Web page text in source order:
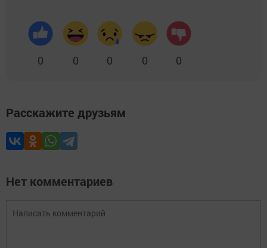
0 0 0 0 0
Расскажите друзьям
Нет комментариев